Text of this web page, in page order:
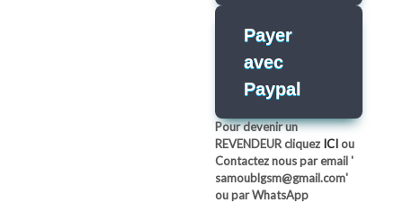
Payer
avec
Paypal
Pour devenir un
REVENDEUR cliquez ICIou
Contactez nous par email '
samoublgsm@gmail.com'
ou par WhatsApp